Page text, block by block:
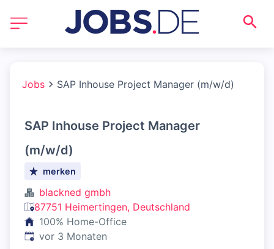
Jobs SAP Inhouse Project Manager (m/w/d)
SAP Inhouse Project Manager
(m/w/d)
merken
blackned gmbh
87751 Heimertingen, Deutschland
100% Home-Office
Veröffentlicht:
vor 3 Monaten